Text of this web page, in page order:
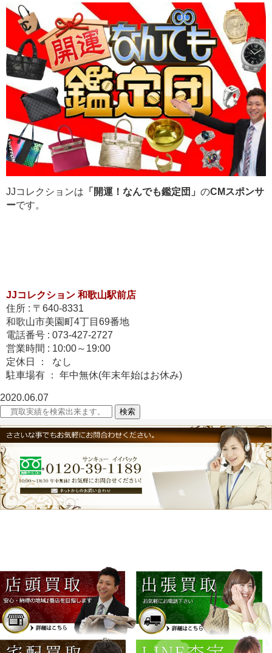
JJコレクションは 「開運！なんでも鑑定団」 のCMスポンサ
ーです。
JJコレクション 和歌山駅前店
住所 : 〒640-8331
和歌山市美園町4丁目69番地
電話番号 : 073-427-2727
営業時間 : 10:00～19:00
定休日 ： なし
駐車場有 ： 年中無休(年末年始はお休み)
2020.06.07